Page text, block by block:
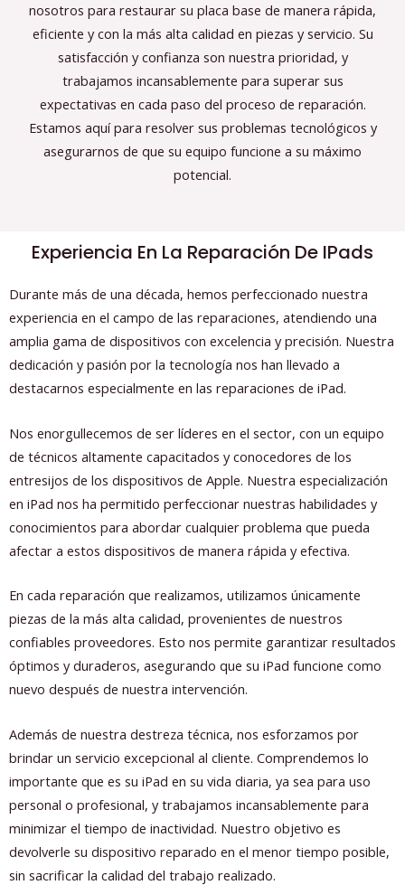
nosotros para restaurar su placa base de manera rápida,
eficiente y con la más alta calidad en piezas y servicio. Su
satisfacción y confianza son nuestra prioridad, y
trabajamos incansablemente para superar sus
expectativas en cada paso del proceso de reparación.
Estamos aquí para resolver sus problemas tecnológicos y
asegurarnos de que su equipo funcione a su máximo
potencial.
Experiencia En La Reparación De IPads
Durante más de una década, hemos perfeccionado nuestra
experiencia en el campo de las reparaciones, atendiendo una
amplia gama de dispositivos con excelencia y precisión. Nuestra
dedicación y pasión por la tecnología nos han llevado a
destacarnos especialmente en las reparaciones de iPad.
Nos enorgullecemos de ser líderes en el sector, con un equipo
de técnicos altamente capacitados y conocedores de los
entresijos de los dispositivos de Apple. Nuestra especialización
en iPad nos ha permitido perfeccionar nuestras habilidades y
conocimientos para abordar cualquier problema que pueda
afectar a estos dispositivos de manera rápida y efectiva.
En cada reparación que realizamos, utilizamos únicamente
piezas de la más alta calidad, provenientes de nuestros
confiables proveedores. Esto nos permite garantizar resultados
óptimos y duraderos, asegurando que su iPad funcione como
nuevo después de nuestra intervención.
Además de nuestra destreza técnica, nos esforzamos por
brindar un servicio excepcional al cliente. Comprendemos lo
importante que es su iPad en su vida diaria, ya sea para uso
personal o profesional, y trabajamos incansablemente para
minimizar el tiempo de inactividad. Nuestro objetivo es
devolverle su dispositivo reparado en el menor tiempo posible,
sin sacrificar la calidad del trabajo realizado.